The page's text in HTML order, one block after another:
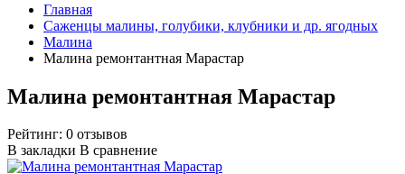
Главная
Саженцы малины, голубики, клубники и др. ягодных
Малина
Малина ремонтантная Марастар
Малина ремонтантная Марастар
Рейтинг: 0 отзывов
В закладки В сравнение